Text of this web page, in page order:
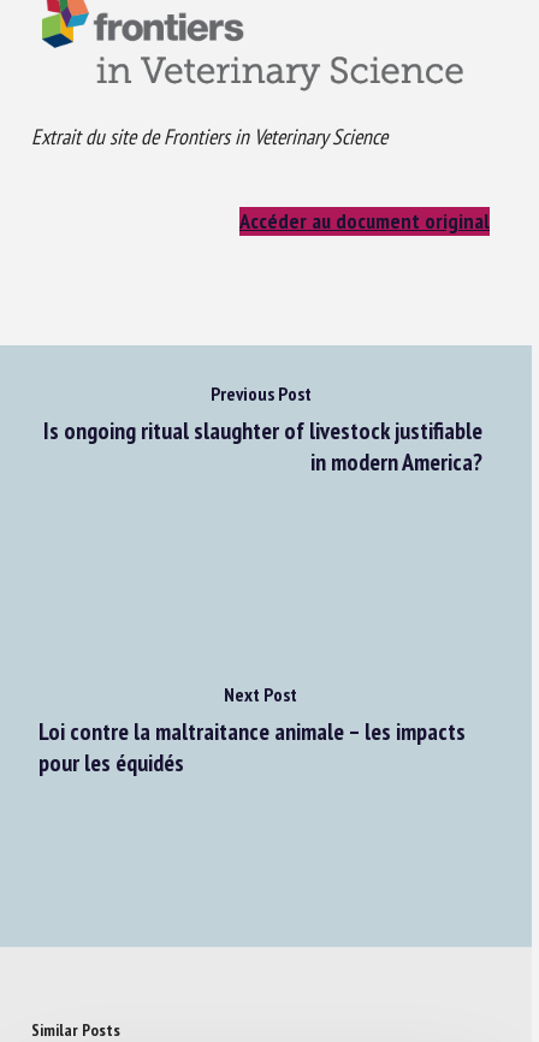
Extrait du site de Frontiers in Veterinary Science
Accéder au document original
Previous Post
Is ongoing ritual slaughter of livestock justifiable
in modern America?
Next Post
Loi contre la maltraitance animale – les impacts
pour les équidés
Similar Posts